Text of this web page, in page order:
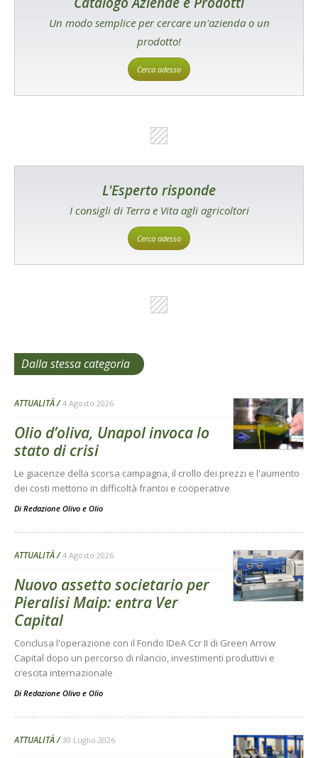
Un modo semplice per cercare un'azienda o un
prodotto!
Cerca adesso
L'Esperto risponde
I consigli di Terra e Vita agli agricoltori
Cerca adesso
Dalla stessa categoria
ATTUALITÀ 4 Agosto 2026
Olio d’oliva, Unapol invoca lo
stato di crisi
Le giacenze della scorsa campagna, il crollo dei prezzi e l'aumento
dei costi mettono in difficoltà frantoi e cooperative
Di Redazione Olivo e Olio
ATTUALITÀ 4 Agosto 2026
Nuovo assetto societario per
Pieralisi Maip: entra Ver
Capital
Conclusa l'operazione con il Fondo IDeA Ccr II di Green Arrow
Capital dopo un percorso di rilancio, investimenti produttivi e
crescita internazionale
Di Redazione Olivo e Olio
ATTUALITÀ 30 Luglio 2026